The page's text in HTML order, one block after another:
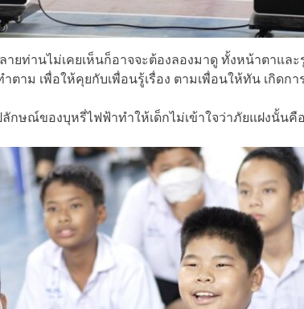
ยท่านไม่เคยเห็นก็อาจจะต้องลองมาดู ทั้งหน้าตาแ
ำตาม เพื่อให้คุยกับเพื่อนรู้เรื่อง ตามเพื่อนให้ทัน เกิด
ษณ์ของบุหรี่ไฟฟ้าทำให้เด็กไม่เข้าใจว่าภัยแฝงนั้นคื